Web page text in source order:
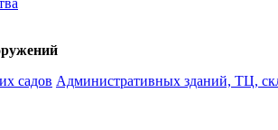
садов Административных зданий, ТЦ,